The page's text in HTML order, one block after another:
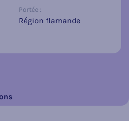
Portée :
Région flamande
sociaux